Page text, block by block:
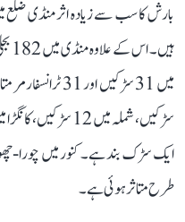
ایک سڑک بند ہے۔ کنور میں چورا-
طرح متاثر ہوئی ہے۔